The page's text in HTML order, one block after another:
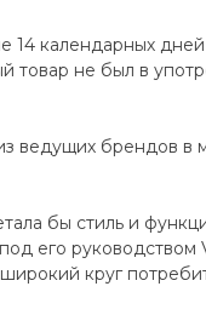
14 календарных
товар не был в
ведущих брендов
бы стиль и
его руководством
круг